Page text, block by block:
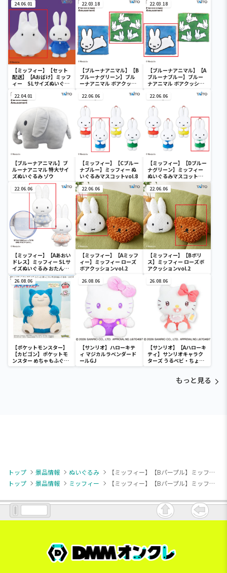
24.06.01
【ミッフィー】【セット
配送】【Aおばけ】ミッフ
ィー SLサイズぬいぐる
22.03.18
【ブルーナアニマル】【B
ブルーナグリーン】ブル
ーナアニマル ボアクッシ
22.03.18
【ブルーナアニマル】【A
ブルーナブルー】ブルー
ナアニマル ボアクッショ
22.04.01
【ブルーナアニマル】ブ
ルーナアニマル 特大サイ
ズぬいぐるみ ゾウ
22.06.06
【ミッフィー】【Cブルー
ナブルー】ミッフィー ぬ
いぐるみマスコットvol.8
22.06.06
【ミッフィー】【Dブルー
ナグリーン】ミッフィー
ぬいぐるみマスコット
vol.8
22.06.06
【ミッフィー】【Aあおい
ドレス】ミッフィー SLサ
イズぬいぐるみ おたんじ
ょうび 2022
22.06.06
【ミッフィー】【Aミッフ
ィー】ミッフィー ローズ
ボアクッションvol.2
22.06.06
【ミッフィー】【Bボリ
ス】ミッフィー ローズボ
アクッションvol.2
26.08.06
【ポケットモンスター】
【カビゴン】ポケットモ
ンスター めちゃもふぐっ
と ほっこりいやされぬい
26.08.06
【サンリオ】ハローキテ
ィ マジカルラベンダード
ールGJ
26.08.06
【サンリオ】【Aハローキ
ティ】サンリオキャラク
ターズ うるベビ・ちょい
デカドール
もっと見る
トップ 景品情報 ぬいぐるみ
【ミッフィー】【Bパープル】ミッフィー ぬいぐるみ アーガイルver.
トップ
景品情報 ミッフィー 【ミッフィー】【Bパープル】ミッフィー ぬいぐるみ アーガイルver.